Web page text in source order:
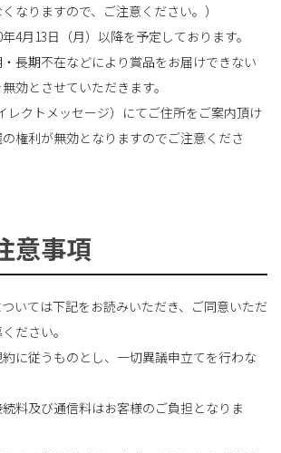
なりますので、ご注意ください。）
4月13日（月）以降を予定しております。
長期不在などにより賞品をお届けできない
効とさせていただきます。
レクトメッセージ）にてご住所をご案内頂け
権利が無効となりますのでご注意くださ
意事項
いては下記をお読みいただき、ご同意いただ
ださい。
約に従うものとし、一切異議申立てを行わな
料及び通信料はお客様のご負担となりま